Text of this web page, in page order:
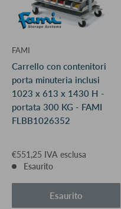
FAMI
Carrello con contenitori
porta minuteria inclusi
1023 x 613 x 1430 H -
portata 300 KG - FAMI
FLBB1026352
€551,25 IVA esclusa
Esaurito
Esaurito